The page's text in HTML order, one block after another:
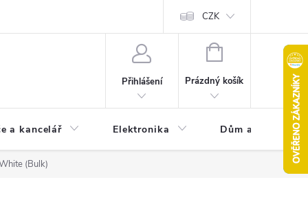
CZK
Přihlášení
NÁKUPNÍ
Prázdný košík
a kancelář Elektronika Dům a zahrada
(Bulk)